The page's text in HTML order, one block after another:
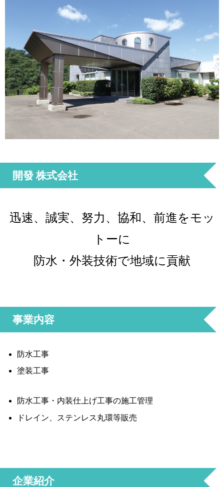
開發 株式会社
迅速、誠実、努力、協和、前進をモッ
トーに
防水・外装技術で地域に貢献
事業内容
防水工事
塗装工事
防水工事・内装仕上げ工事の施工管理
ドレイン、ステンレス丸環等販売
企業紹介